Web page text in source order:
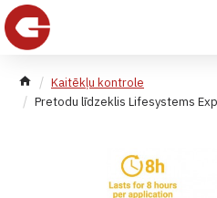
Kaitēkļu kontrole
Pretodu līdzeklis Lifesystems